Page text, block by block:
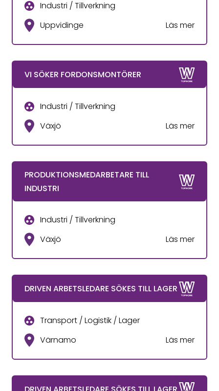
Industri / Tillverkning
Uppvidinge
Läs mer
VI SÖKER FORDONSMONTÖRER
Industri / Tillverkning
Växjö
Läs mer
PRODUKTIONSMEDARBETARE TILL
INDUSTRI
Industri / Tillverkning
Växjö
Läs mer
DRIVEN ARBETSLEDARE SÖKES TILL LAGER
Transport / Logistik / Lager
Värnamo
Läs mer